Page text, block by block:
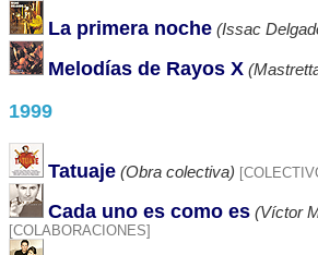
La primera noche (Issac
Melodías de Rayos X
1999
Tatuaje (Obra colectiva)
Cada uno es como es (Víctor
[COLABORACIONES]